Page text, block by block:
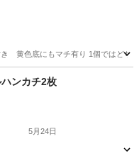
黄色底にもマチ有り 1個ではどち
コバッグ
ンカチ2枚
5月24日